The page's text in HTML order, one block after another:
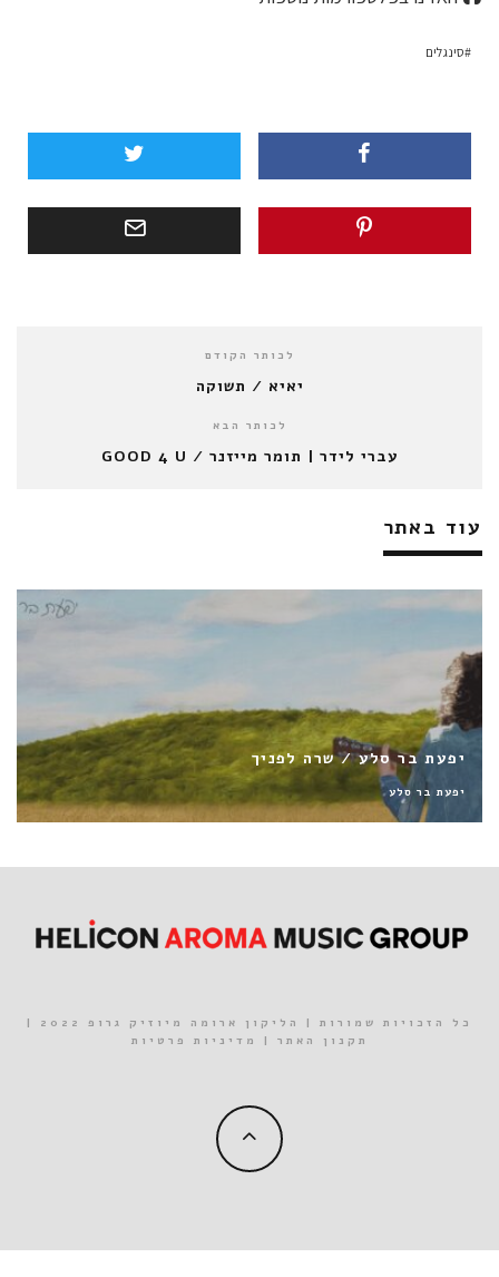
סינגלים
לכותר הקודם
יאיא / תשוקה
לכותר הבא
עברי לידר | תומר מייזנר / GOOD 4 U
עוד באתר
נינט טייב / קמתי לרקוד
נינט טייב
כל הזכויות שמורות | הליקון ארומה מיוזיק גרופ 2022 |
תקנון האתר | מדיניות פרטיות